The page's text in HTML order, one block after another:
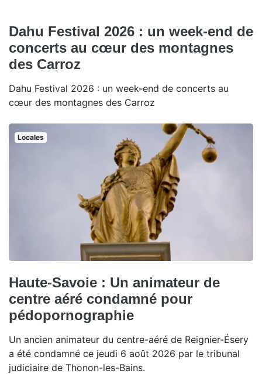
Dahu Festival 2026 : un week-end de
concerts au cœur des montagnes
des Carroz
Dahu Festival 2026 : un week-end de concerts au
cœur des montagnes des Carroz
Locales
Haute-Savoie : Un animateur de
centre aéré condamné pour
pédopornographie
Un ancien animateur du centre-aéré de Reignier-Ésery
a été condamné ce jeudi 6 août 2026 par le tribunal
judiciaire de Thonon-les-Bains.